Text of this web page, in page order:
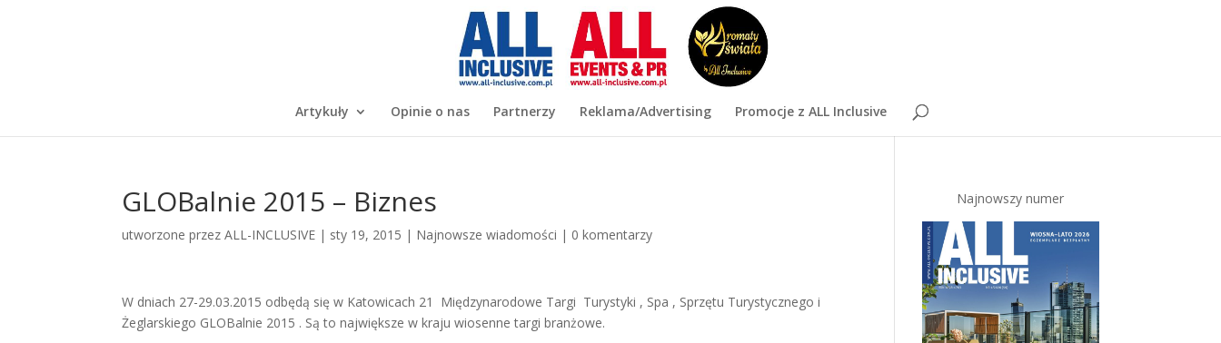
Artykuły Opinie o nas Partnerzy Reklama/Advertising Promocje z ALL Inclusive
GLOBalnie 2015 – Biznes
utworzone przezALL-INCLUSIVE | sty 19, 2015 | Najnowsze wiadomości | 0 komentarzy
W dniach 27-29.03.2015 odbędą się w Katowicach 21 Międzynarodowe Targi Turystyki , Spa , Sprzętu Turystycznego i
Żeglarskiego GLOBalnie 2015 . Są to największe w kraju wiosenne targi branżowe.
Najnowszy numer